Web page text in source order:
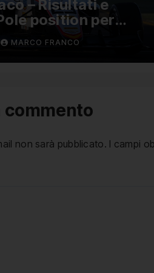
– Risultati e
position per
del Pino ottavo
MARCO FRANCO
commento
non sarà pubblicato. I campi